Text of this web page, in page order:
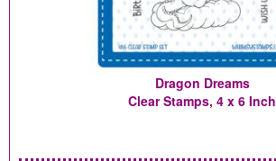
Dragon Dreams
Clear Stamps, 4 x 6 Inch